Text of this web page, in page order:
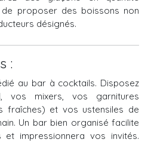
proposer des boissons non
désignés.
:
au bar à cocktails. Disposez
vos mixers, vos garnitures
fraîches) et vos ustensiles de
Un bar bien organisé facilite
impressionnera vos invités.